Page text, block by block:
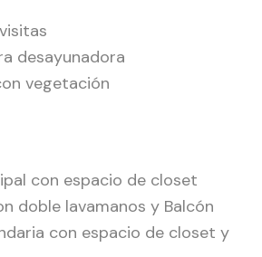
desayunadora
vegetación
con espacio de closet
doble lavamanos y Balcón
con espacio de closet y